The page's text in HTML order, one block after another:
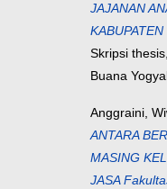
JAJANAN
Skripsi
Buana
Anggraini,
ANTARA
MASING
JASA